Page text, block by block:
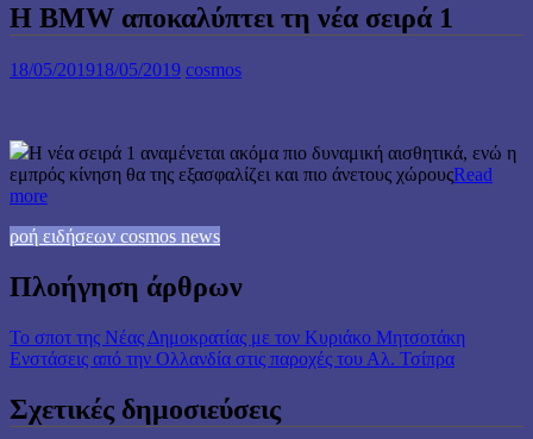
Η BMW αποκαλύπτει τη νέα σειρά 1
18/05/201918/05/2019 cosmos
Η νέα σειρά 1 αναμένεται ακόμα πιο δυναμική αισθητικά, ενώ η
εμπρός κίνηση θα της εξασφαλίζει και πιο άνετους χώρουςRead
more
ροή ειδήσεων cosmos news
Πλοήγηση άρθρων
Το σποτ της Νέας Δημοκρατίας με τον Κυριάκο Μητσοτάκη
Ενστάσεις από την Ολλανδία στις παροχές του Αλ. Τσίπρα
Σχετικές δημοσιεύσεις